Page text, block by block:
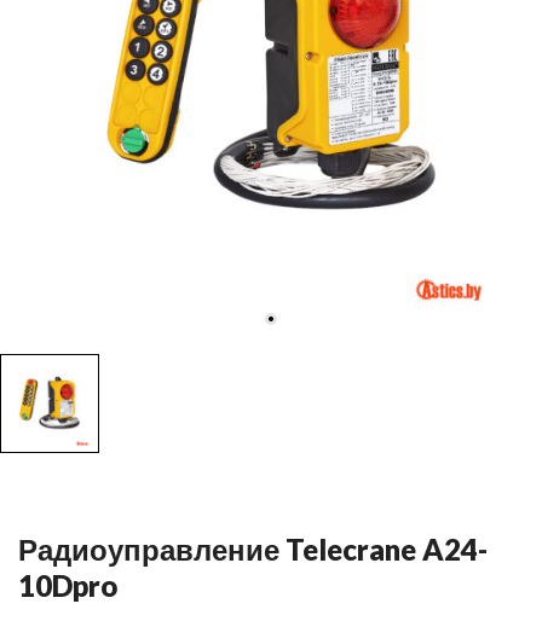
Радиоуправление Telecrane A24-
10Dpro